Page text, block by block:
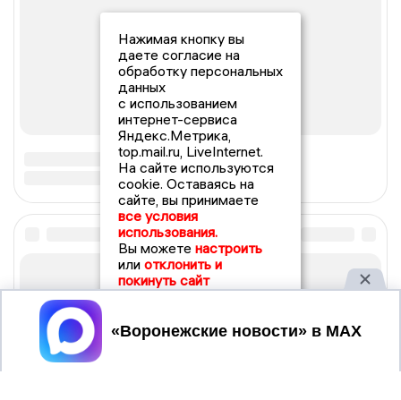
Нажимая кнопку вы
даете согласие на
обработку персональных
данных
с использованием
интернет-сервиса
Яндекс.Метрика,
top.mail.ru, LiveInternet.
На сайте используются
cookie. Оставаясь на
сайте, вы принимаете
все условия
использования.
Вы можете настроить
или отклонить и
покинуть сайт
Принять